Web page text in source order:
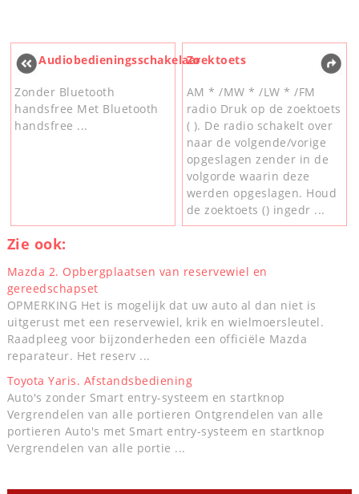
Audiobedieningsschakelaar
Zonder Bluetooth
handsfree Met Bluetooth
handsfree ...
Zoektoets
AM * /MW * /LW * /FM
radio Druk op de zoektoets
( ). De radio schakelt over
naar de volgende/vorige
opgeslagen zender in de
volgorde waarin deze
werden opgeslagen. Houd
de zoektoets () ingedr ...
Zie ook:
Mazda 2. Opbergplaatsen van reservewiel en
gereedschapset
OPMERKING Het is mogelijk dat uw auto al dan niet is
uitgerust met een reservewiel, krik en wielmoersleutel.
Raadpleeg voor bijzonderheden een officiële Mazda
reparateur. Het reserv ...
Toyota Yaris. Afstandsbediening
Auto's zonder Smart entry-systeem en startknop
Vergrendelen van alle portieren Ontgrendelen van alle
portieren Auto's met Smart entry-systeem en startknop
Vergrendelen van alle portie ...